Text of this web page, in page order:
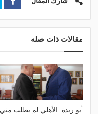
مقالات ذات صلة
أبو ريدة: الأهلي لم يطلب مني